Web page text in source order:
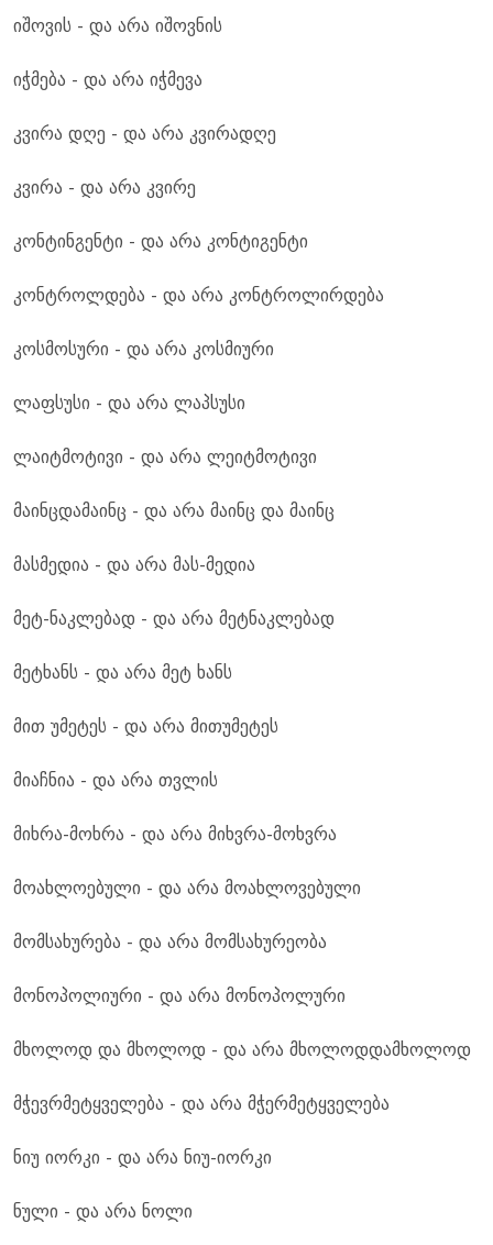
იშოვის - და არა იშოვნის
იჭმება - და არა იჭმევა
კვირა დღე - და არა კვირადღე
კვირა - და არა კვირე
კონტინგენტი - და არა კონტიგენტი
კონტროლდება - და არა კონტროლირდება
კოსმოსური - და არა კოსმიური
ლაფსუსი - და არა ლაპსუსი
ლაიტმოტივი - და არა ლეიტმოტივი
მაინცდამაინც - და არა მაინც და მაინც
მასმედია - და არა მას-მედია
მეტ-ნაკლებად - და არა მეტნაკლებად
მეტხანს - და არა მეტ ხანს
მით უმეტეს - და არა მითუმეტეს
მიაჩნია - და არა თვლის
მიხრა-მოხრა - და არა მიხვრა-მოხვრა
მოახლოებული - და არა მოახლოვებული
მომსახურება - და არა მომსახურეობა
მონოპოლიური - და არა მონოპოლური
მხოლოდ და მხოლოდ - და არა მხოლოდდამხოლოდ
მჭევრმეტყველება - და არა მჭერმეტყველება
ნიუ იორკი - და არა ნიუ-იორკი
ნული - და არა ნოლი